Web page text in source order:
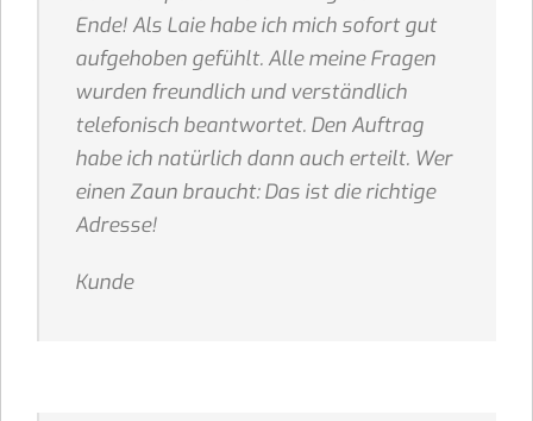
Ende! Als Laie habe ich mich sofort gut
aufgehoben gefühlt. Alle meine Fragen
wurden freundlich und verständlich
telefonisch beantwortet. Den Auftrag
habe ich natürlich dann auch erteilt. Wer
einen Zaun braucht: Das ist die richtige
Adresse!
Kunde